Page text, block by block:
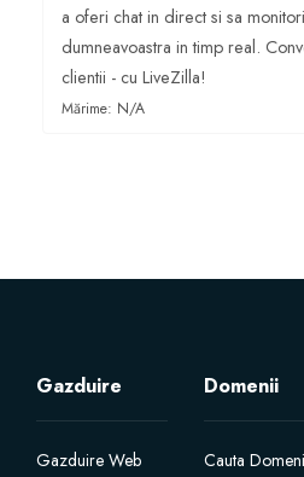
Certificate SSL
Website Builder
Website Backup
VPN
a oferi chat in direct si sa
dumneavoastra in timp real.
clientii - cu LiveZilla!
Mărime: N/A
Gazduire
Gazduire Web
Domenii
Cauta